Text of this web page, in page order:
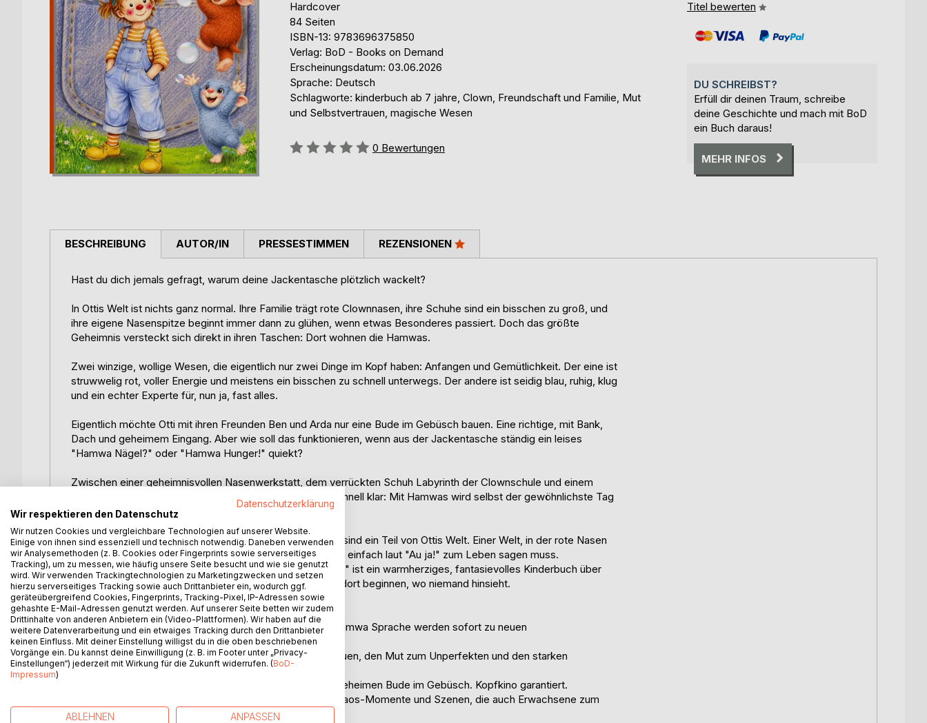
Hardcover
84 Seiten
ISBN-13: 9783696375850
Verlag: BoD - Books on Demand
Erscheinungsdatum: 03.06.2026
Sprache: Deutsch
Schlagworte: kinderbuch ab 7 jahre, Clown, Freundschaft und Familie, Mut
und Selbstvertrauen, magische Wesen
Bewertung::
0 Bewertungen
Titel bewerten
DU SCHREIBST?
Erfüll dir deinen Traum, schreibe
deine Geschichte und mach mit BoD
ein Buch daraus!
MEHR INFOS
BESCHREIBUNG
Hast du dich jemals gefragt, warum deine Jackentasche plötzlich wackelt?
In Ottis Welt ist nichts ganz normal. Ihre Familie trägt rote Clownnasen, ihre Schuhe sind ein bisschen zu groß, und
ihre eigene Nasenspitze beginnt immer dann zu glühen, wenn etwas Besonderes passiert. Doch das größte
Geheimnis versteckt sich direkt in ihren Taschen: Dort wohnen die Hamwas.
Zwei winzige, wollige Wesen, die eigentlich nur zwei Dinge im Kopf haben: Anfangen und Gemütlichkeit. Der eine ist
struwwelig rot, voller Energie und meistens ein bisschen zu schnell unterwegs. Der andere ist seidig blau, ruhig, klug
und ein echter Experte für, nun ja, fast alles.
Eigentlich möchte Otti mit ihren Freunden Ben und Arda nur eine Bude im Gebüsch bauen. Eine richtige, mit Bank,
Dach und geheimem Eingang. Aber wie soll das funktionieren, wenn aus der Jackentasche ständig ein leises
"Hamwa Nägel?" oder "Hamwa Hunger!" quiekt?
Zwischen einer geheimnisvollen Nasenwerkstatt, dem verrückten Schuh Labyrinth der Clownschule und einem
ziemlich riskanten Einsatz am Seifenblasen-Regal wird schnell klar: Mit Hamwas wird selbst der gewöhnlichste Tag
zu einem kleinen Abenteuer.
Doch die Hamwas sind mehr als nur freche Begleiter. Sie sind ein Teil von Ottis Welt. Einer Welt, in der rote Nasen
glühen, schiefe Bänke die besten sind und man manchmal einfach laut "Au ja!" zum Leben sagen muss.
"Otti und die Hamwas. Eine ziemlich normale Clownfamilie" ist ein warmherziges, fantasievolles Kinderbuch über
Freundschaft, Mut und die kleinen Wunder, die oft genau dort beginnen, wo niemand hinsieht.
Dieses Buch bietet:
Einzigartige Charaktere. Die Hamwas mit ihrer drolligen Hamwa Sprache werden sofort zu neuen
Lieblingsbegleitern.
Wichtige Botschaften. Eine Geschichte über Selbstvertrauen, den Mut zum Unperfekten und den starken
Zusammenhalt in Familie und Freundschaft.
Eine atmosphärische Welt. Von der Clownschule bis zur geheimen Bude im Gebüsch. Kopfkino garantiert.
Humor für Groß und Klein. Witzige Dialoge, charmante Chaos-Momente und Szenen, die auch Erwachsene zum
Schmunzeln bringen.
AUTOR/IN PRESSESTIMMEN REZENSIONEN
Datenschutzerklärung
Wir respektieren den Datenschutz
Wir nutzen Cookies und vergleichbare Technologien auf unserer Website.
Einige von ihnen sind essenziell und technisch notwendig. Daneben verwenden
wir Analysemethoden (z. B. Cookies oder Fingerprints sowie serverseitiges
Tracking), um zu messen, wie häufig unsere Seite besucht und wie sie genutzt
wird. Wir verwenden Trackingtechnologien zu Marketingzwecken und setzen
hierzu serverseitiges Tracking sowie auch Drittanbieter ein, wodurch ggf.
geräteübergreifend Cookies, Fingerprints, Tracking-Pixel, IP-Adressen sowie
gehashte E-Mail-Adressen genutzt werden. Auf unserer Seite betten wir zudem
Drittinhalte von anderen Anbietern ein (Video-Plattformen). Wir haben auf die
weitere Datenverarbeitung und ein etwaiges Tracking durch den Drittanbieter
keinen Einfluss. Mit deiner Einstellung willigst du in die oben beschriebenen
Vorgänge ein. Du kannst deine Einwilligung (z. B. im Footer unter „Privacy-
Einstellungen“) jederzeit mit Wirkung für die Zukunft widerrufen. (BoD-
Impressum)
ABLEHNEN ANPASSEN